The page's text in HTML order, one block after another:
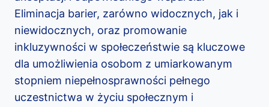
Eliminacja barier, zarówno widocznych, jak i
niewidocznych, oraz promowanie
inkluzywności w społeczeństwie są kluczowe
dla umożliwienia osobom z umiarkowanym
stopniem niepełnosprawności pełnego
uczestnictwa w życiu społecznym i